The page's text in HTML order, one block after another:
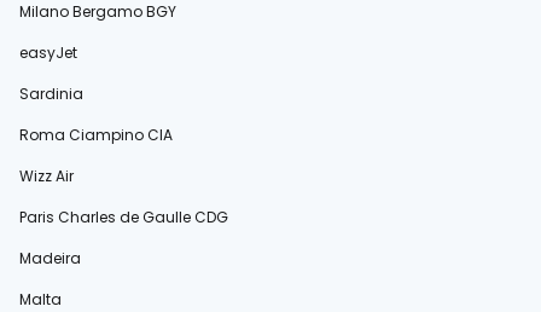
Milano Bergamo BGY
easyJet
Sardinia
Roma Ciampino CIA
Wizz Air
Paris Charles de Gaulle CDG
Madeira
Malta